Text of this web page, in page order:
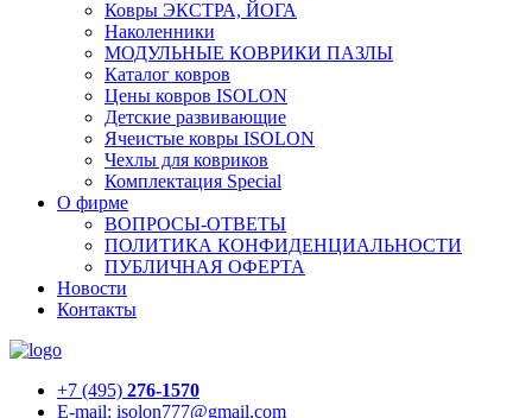
Ковры ЭКСТРА, ЙОГА
Наколенники
МОДУЛЬНЫЕ КОВРИКИ ПАЗЛЫ
Каталог ковров
Цены ковров ISOLON
Детские развивающие
Ячеистые ковры ISOLON
Чехлы для ковриков
Комплектация Special
О фирме
ВОПРОСЫ-ОТВЕТЫ
ПОЛИТИКА КОНФИДЕНЦИАЛЬНОСТИ
ПУБЛИЧНАЯ ОФЕРТА
Новости
Контакты
+7 (495) 276-1570
E-mail: isolon777@gmail.com